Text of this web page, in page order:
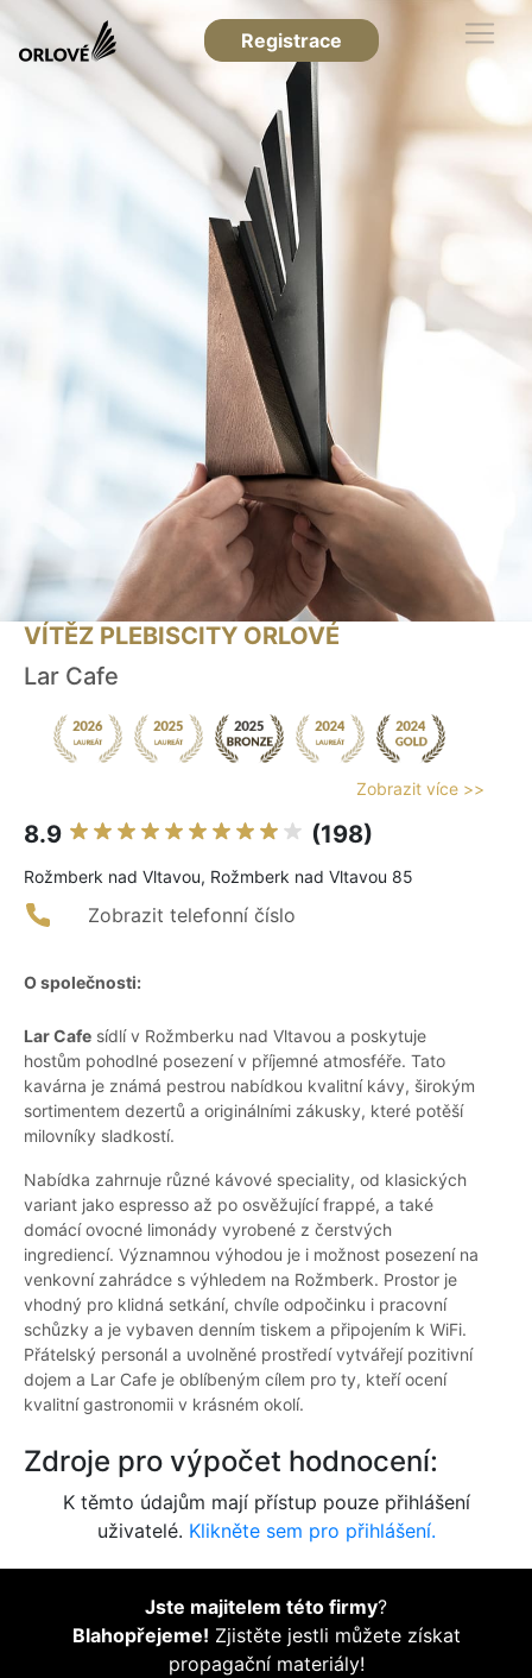
Registrace
VÍTĚZ PLEBISCITY ORLOVÉ
Lar Cafe
Zobrazit více >>
8.9 (198)
Rožmberk nad Vltavou, Rožmberk nad Vltavou 85
Zobrazit telefonní číslo
O společnosti:
Lar Cafe sídlí v Rožmberku nad Vltavou a poskytuje
hostům pohodlné posezení v příjemné atmosféře. Tato
kavárna je známá pestrou nabídkou kvalitní kávy, širokým
sortimentem dezertů a originálními zákusky, které potěší
milovníky sladkostí.
Nabídka zahrnuje různé kávové speciality, od klasických
variant jako espresso až po osvěžující frappé, a také
domácí ovocné limonády vyrobené z čerstvých
ingrediencí. Významnou výhodou je i možnost posezení na
venkovní zahrádce s výhledem na Rožmberk. Prostor je
vhodný pro klidná setkání, chvíle odpočinku i pracovní
schůzky a je vybaven denním tiskem a připojením k WiFi.
Přátelský personál a uvolněné prostředí vytvářejí pozitivní
dojem a Lar Cafe je oblíbeným cílem pro ty, kteří ocení
kvalitní gastronomii v krásném okolí.
Zdroje pro výpočet hodnocení:
K těmto údajům mají přístup pouze přihlášení
uživatelé. Klikněte sem pro přihlášení.
Jste majitelem této firmy?
Blahopřejeme! Zjistěte jestli můžete získat
propagační materiály!